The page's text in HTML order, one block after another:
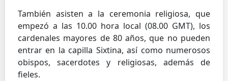
También asisten a la ceremonia religiosa, que
empezó a las 10.00 hora local (08.00 GMT), los
cardenales mayores de 80 años, que no pueden
entrar en la capilla Sixtina, así como numerosos
obispos, sacerdotes y religiosas, además de
fieles.